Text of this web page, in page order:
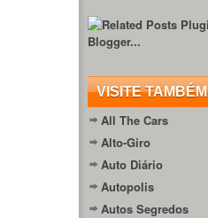
VISITE TAMBÉM
All The Cars
Alto-Giro
Auto Diário
Autopolis
Autos Segredos